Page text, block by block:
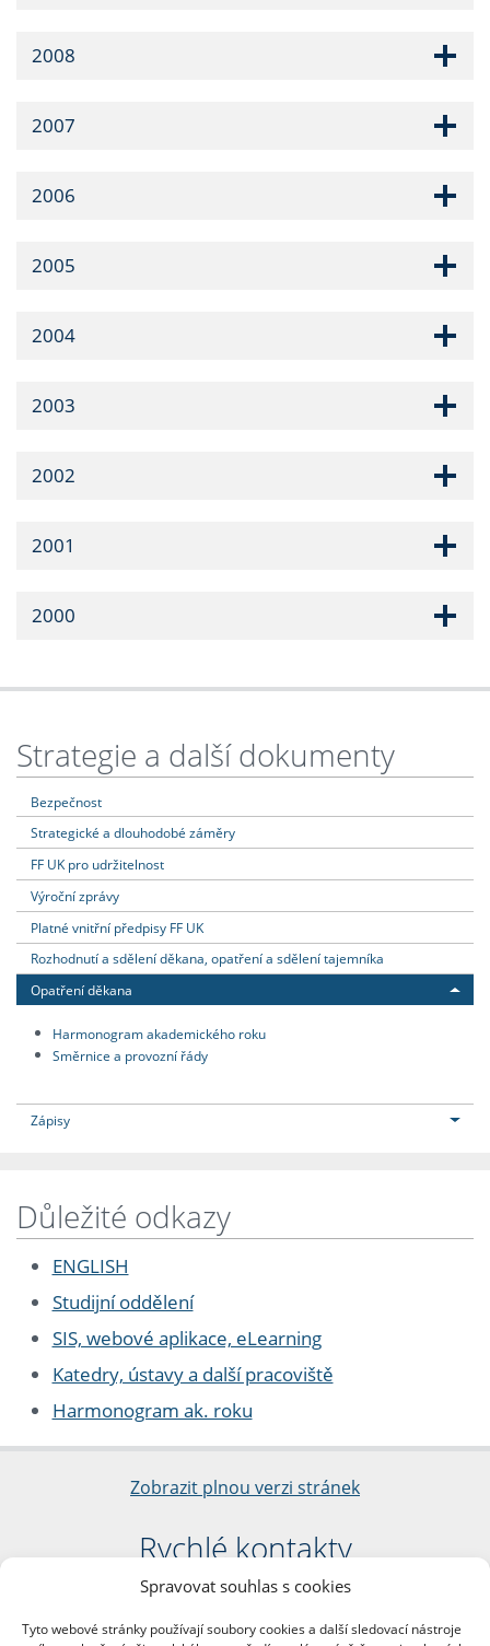
Spravovat souhlas s cookies
Tyto webové stránky používají soubory cookies a další sledovací nástroje
2008
2007
2006
2005
2004
2003
2002
2001
2000
Strategie a další dokumenty
Bezpečnost
Strategické a dlouhodobé záměry
FF UK pro udržitelnost
Výroční zprávy
Platné vnitřní předpisy FF UK
Rozhodnutí a sdělení děkana, opatření a sdělení tajemníka
Opatření děkana
Harmonogram akademického roku
Směrnice a provozní řády
Zápisy
Důležité odkazy
ENGLISH
Studijní oddělení
SIS, webové aplikace, eLearning
Katedry, ústavy a další pracoviště
Harmonogram ak. roku
Zobrazit plnou verzi stránek
Rychlé kontakty
Filozofická fakulta
nám. Jana Palacha 1/2